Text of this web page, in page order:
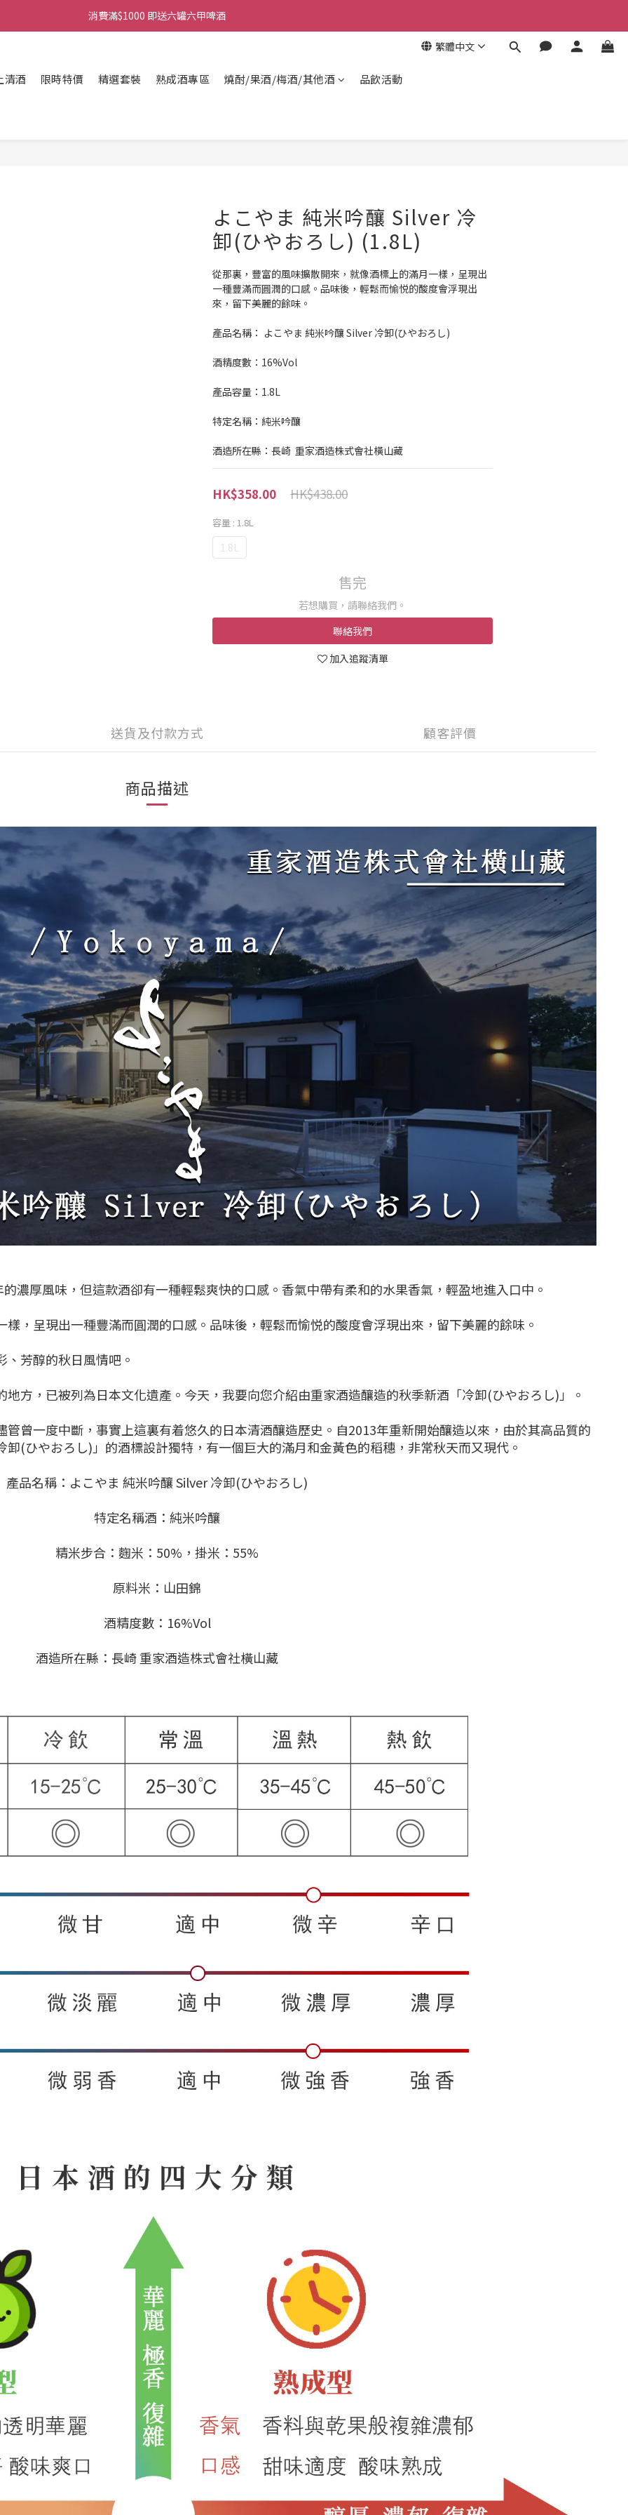
購物滿$380免運費。工作日 14:00截單, 翌日順豐凍運派送。
購物滿$380免運費。工作日 14:00截單, 翌日順豐凍運派送。
繁體中文
清酒 限時特價 精選套裝 熟成酒專區 燒酎/果酒/梅酒/其他酒 品飲活動
よこやま 純米吟釀 Silver 冷
卸(ひやおろし) (1.8L)
從那裏，豐富的風味擴散開來，就像酒標上的滿月一樣，呈現出
一種豐滿而圓潤的口感。品味後，輕鬆而愉悦的酸度會浮現出
來，留下美麗的餘味。
產品名稱： よこやま 純米吟釀 Silver 冷卸(ひやおろし)
酒精度數：16%Vol
產品容量：1.8L
特定名稱：純米吟釀
酒造所在縣：長崎  重家酒造株式會社橫山藏
HK$438.00
HK$358.00
容量 : 1.8L
1.8L
售完
若想購買，請聯絡我們。
聯絡我們
加入追蹤清單
送貨及付款方式 顧客評價
商品描述
濃厚風味，但這款酒卻有一種輕鬆爽快的口感。香氣中帶有柔和的水果香氣，輕盈地進入口中。
，呈現出一種豐滿而圓潤的口感。品味後，輕鬆而愉悦的酸度會浮現出來，留下美麗的餘味。
芳醇的秋日風情吧。
方，已被列為日本文化遺產。今天，我要向您介紹由重家酒造釀造的秋季新酒「冷卸(ひやおろし)」。
曾一度中斷，事實上這裏有着悠久的日本清酒釀造歷史。自2013年重新開始釀造以來，由於其高品質的
(ひやおろし)」的酒標設計獨特，有一個巨大的滿月和金黃色的稻穗，非常秋天而又現代。
產品名稱：よこやま 純米吟釀 Silver 冷卸(ひやおろし)
特定名稱酒：純米吟釀
精米步合：麴米：50%，掛米：55%
原料米：山田錦
酒精度數：16%Vol
酒造所在縣：長崎 重家酒造株式會社橫山藏